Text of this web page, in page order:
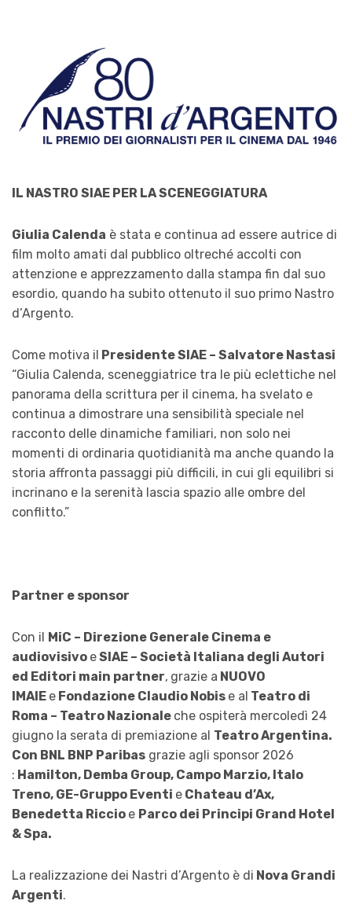
IL NASTRO SIAE PER LA SCENEGGIATURA
Giulia Calenda è stata e continua ad essere autrice di
film molto amati dal pubblico oltreché accolti con
attenzione e apprezzamento dalla stampa fin dal suo
esordio, quando ha subito ottenuto il suo primo Nastro
d’Argento.
Come motiva il Presidente SIAE – Salvatore Nastasi
“Giulia Calenda, sceneggiatrice tra le più eclettiche nel
panorama della scrittura per il cinema, ha svelato e
continua a dimostrare una sensibilità speciale nel
racconto delle dinamiche familiari, non solo nei
momenti di ordinaria quotidianità ma anche quando la
storia affronta passaggi più difficili, in cui gli equilibri si
incrinano e la serenità lascia spazio alle ombre del
conflitto.”
Partner e sponsor
Con il MiC – Direzione Generale Cinema e
audiovisivo eSIAE – Società Italiana degli Autori
ed Editori main partner, grazie a NUOVO
IMAIE e Fondazione Claudio Nobis e al Teatro di
Roma – Teatro Nazionale che ospiterà mercoledì 24
giugno la serata di premiazione al Teatro Argentina.
Con BNL BNP Paribas grazie agli sponsor 2026
: Hamilton, Demba Group, Campo Marzio, Italo
Treno, GE-Gruppo Eventi e Chateau d’Ax,
Benedetta Riccio e Parco dei Principi Grand Hotel
& Spa.
La realizzazione dei Nastri d’Argento è di Nova Grandi
Argenti.